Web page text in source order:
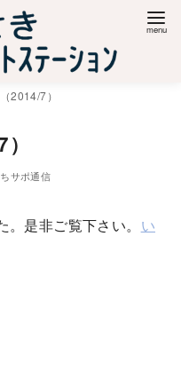
2014/7）
サポ通信
是非ご覧下さい。 い